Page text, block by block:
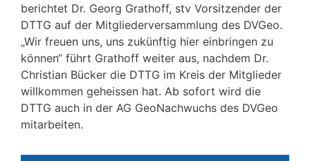
berichtet Dr. Georg Grathoff, stv Vorsitzender der
DTTG auf der Mitgliederversammlung des DVGeo.
„Wir freuen uns, uns zukünftig hier einbringen zu
können“ führt Grathoff weiter aus, nachdem Dr.
Christian Bücker die DTTG im Kreis der Mitglieder
willkommen geheissen hat. Ab sofort wird die
DTTG auch in der AG GeoNachwuchs des DVGeo
mitarbeiten.